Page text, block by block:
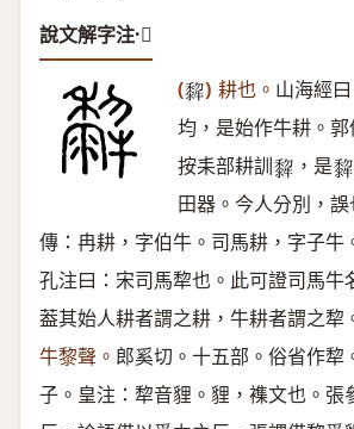
說文解字注·𤛿
(𤛿 ) 耕也。 山海經
均，是始作牛耕。郭
按耒部耕訓𤛿 ，是𤛿
田器。今人分別，
傳：冉耕，字伯牛。司馬耕，字子牛
孔注曰：宋司馬犂也。此可證司馬牛
葢其始人耕者謂之耕，牛耕者謂之犂
牛黎聲。 郎奚切。十五部。俗省作犂
子。皇注：犂音貍。貍，襍文也。張